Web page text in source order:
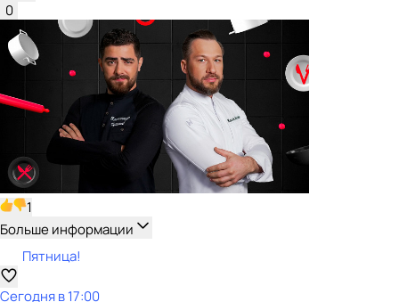
0
1
Больше информации
Пятница!
Сегодня в 17:00